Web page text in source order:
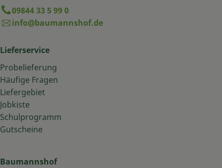
09844 33 5 99 0
info@baumannshof.de
Lieferservice
Probelieferung
Häufige Fragen
Liefergebiet
Jobkiste
Schulprogramm
Gutscheine
Baumannshof